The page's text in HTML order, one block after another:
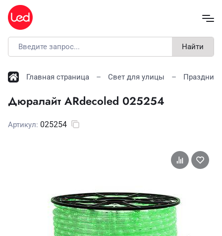
Найти
Главная страница Свет для улицы
Дюралайт ARdecoled 025254
Артикул: 025254